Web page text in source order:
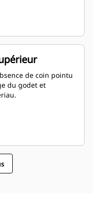
de coin pointu
du godet et